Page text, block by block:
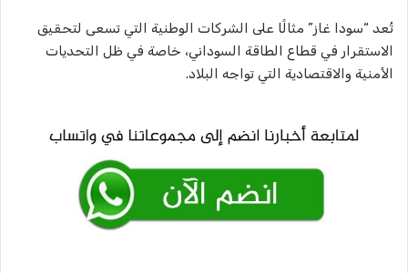
تُعد “سودا غاز” مثالًا على الشركات الوطنية التي تسعى لتحقيق
الاستقرار في قطاع الطاقة السوداني، خاصة في ظل التحديات
الأمنية والاقتصادية التي تواجه البلاد.